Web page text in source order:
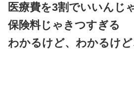
医療費を3割でいいんじ
保険料じゃきつすぎる
わかるけど、わかるけ